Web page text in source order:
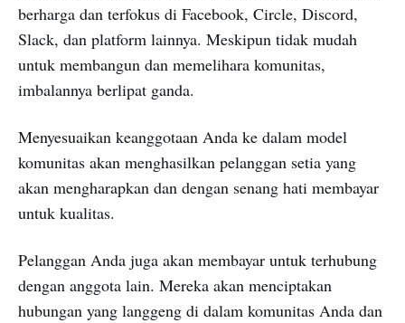
berharga dan terfokus di Facebook, Circle, Discord,
Slack, dan platform lainnya. Meskipun tidak mudah
untuk membangun dan memelihara komunitas,
imbalannya berlipat ganda.
Menyesuaikan keanggotaan Anda ke dalam model
komunitas akan menghasilkan pelanggan setia yang
akan mengharapkan dan dengan senang hati membayar
untuk kualitas.
Pelanggan Anda juga akan membayar untuk terhubung
dengan anggota lain. Mereka akan menciptakan
hubungan yang langgeng di dalam komunitas Anda dan